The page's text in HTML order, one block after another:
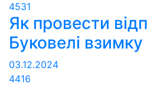
4531
Як провести
Буковелі взимку
03.12.2024
4416